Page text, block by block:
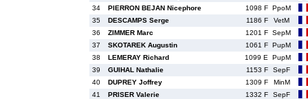
34
PIERRON BEJAN Nicephore 1098 F PpoM
35
DESCAMPS Serge 1186 F
VetM
36
ZIMMER Marc 1201 F SepM
37
SKOTAREK Augustin 1061 F PupM
38
LEMERAY Richard 1099 E
PupM
39
GUIHAL Nathalie 1153 F
SepF
40
DUPREY Joffrey 1309 F
MinM
41
PRISER Valerie 1332 F
SepF